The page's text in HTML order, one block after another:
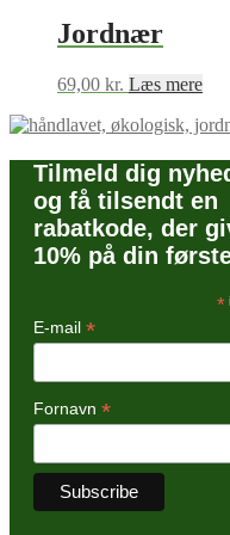
Jordnær
69,00 kr. Læs mere
Tilmeld dig
og få tilsendt en
rabatkode, der
10% på din
*
E-mail *
Fornavn *